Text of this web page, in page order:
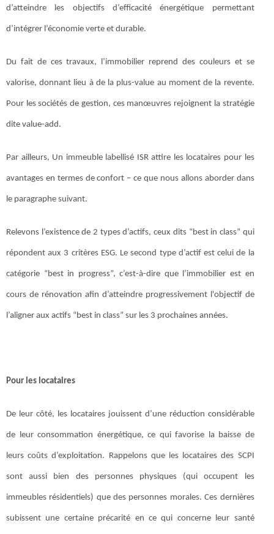
d’atteindre les objectifs d’efficacité énergétique permettant
d’intégrer l’économie verte et durable.
Du fait de ces travaux, l’immobilier reprend des couleurs et se
valorise, donnant lieu à de la plus-value au moment de la revente.
Pour les sociétés de gestion, ces manœuvres rejoignent la stratégie
dite value-add.
Par ailleurs, Un immeuble labellisé ISR attire les locataires pour les
avantages en termes de confort – ce que nous allons aborder dans
le paragraphe suivant.
Relevons l’existence de 2 types d’actifs, ceux dits “best in class” qui
répondent aux 3 critères ESG. Le second type d’actif est celui de la
catégorie “best in progress”, c’est-à-dire que l’immobilier est en
cours de rénovation afin d’atteindre progressivement l'objectif de
l’aligner aux actifs “best in class” sur les 3 prochaines années.
Pour les locataires
De leur côté, les locataires jouissent d’une réduction considérable
de leur consommation énergétique, ce qui favorise la baisse de
leurs coûts d’exploitation. Rappelons que les locataires des SCPI
sont aussi bien des personnes physiques (qui occupent les
immeubles résidentiels) que des personnes morales. Ces dernières
subissent une certaine précarité en ce qui concerne leur santé